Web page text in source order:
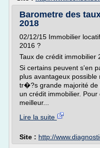
Barometre des
2018
02/12/15 Immobilier
2016 ?
Taux de crédit immobilier
Si certains peuvent s'en
plus avantageux
tr�?s grande majorité de
un crédit immobilier.
meilleur...
Lire la suite
Site : http://